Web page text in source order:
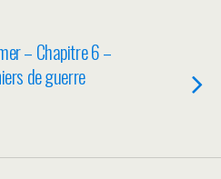
– Chapitre 6 –
de guerre